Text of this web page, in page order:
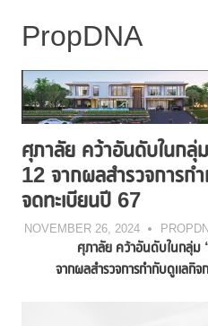
ศุภาลัย คว้าอันดับในกลุ่
12 จากผลสำรวจการก
จดทะเบียนปี 67
NOVEMBER 26, 2024
ศุภาลัย คว้าอันดับในกลุ่ม
จากผลสำรวจการกำกับดูแลกิ